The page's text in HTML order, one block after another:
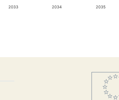
2033 2034 2035